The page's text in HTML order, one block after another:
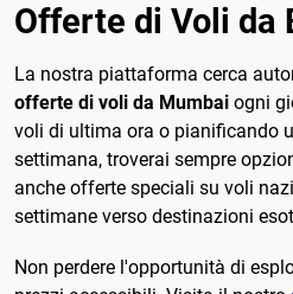
Offerte di Voli da
La nostra piattaforma cerca
offerte di voli da Mumbai ogni
voli di ultima ora o pianificando
settimana, troverai sempre
anche offerte speciali su voli
settimane verso destinazioni
Non perdere l'opportunità di